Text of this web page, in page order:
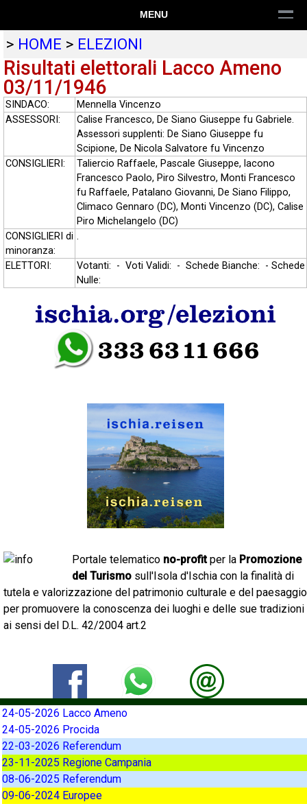
MENU
> HOME > ELEZIONI
Risultati elettorali Lacco Ameno
03/11/1946
SINDACO:
Mennella Vincenzo
ASSESSORI:
Calise Francesco, De Siano Giuseppe fu Gabriele.
Assessori supplenti: De Siano Giuseppe fu
Scipione, De Nicola Salvatore fu Vincenzo
CONSIGLIERI:
Taliercio Raffaele, Pascale Giuseppe, lacono
Francesco Paolo, Piro Silvestro, Monti Francesco
fu Raffaele, Patalano Giovanni, De Siano Filippo,
Climaco Gennaro (DC), Monti Vincenzo (DC), Calise
Piro Michelangelo (DC)
CONSIGLIERI di
minoranza:
.
ELETTORI:
Votanti: - Voti Validi: - Schede Bianche: - Schede
Nulle:
Portale telematico no-profitper la Promozione
del Turismo sull'Isola d'Ischia con la finalità di
tutela e valorizzazione del patrimonio culturale e del paesaggio
per promuovere la conoscenza dei luoghi e delle sue tradizioni
ai sensi del D.L. 42/2004 art.2
24-05-2026 Lacco Ameno
24-05-2026 Procida
22-03-2026 Referendum
23-11-2025 Regione Campania
08-06-2025 Referendum
09-06-2024 Europee